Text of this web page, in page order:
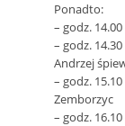
Ponadto:
– godz. 14.00
– godz.
Andrzej
– godz. 15.10
Zemborzyc
– godz.